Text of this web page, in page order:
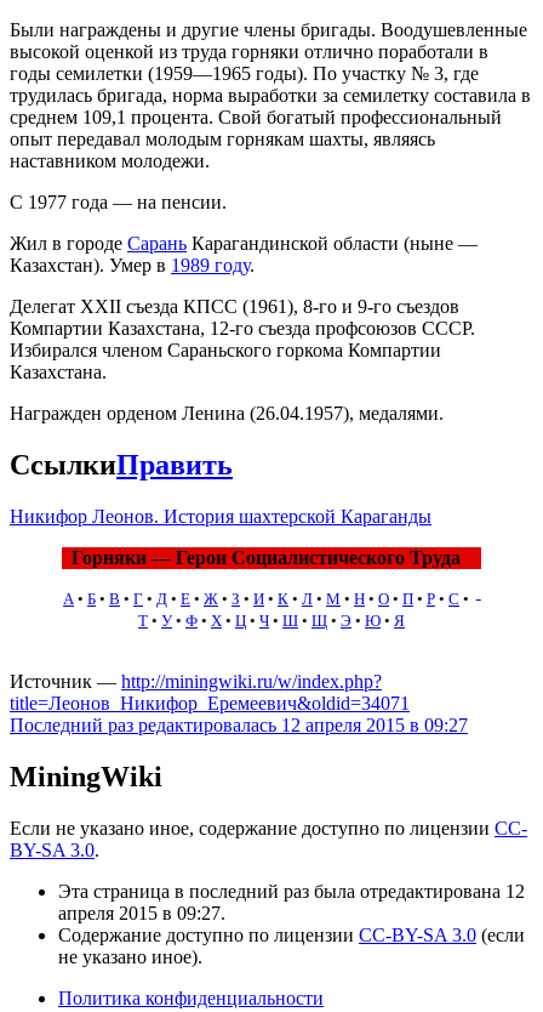
Были награждены и другие члены бригады. Воодушевленные
высокой оценкой из труда горняки отлично поработали в
годы семилетки (1959—1965 годы). По участку № 3, где
трудилась бригада, норма выработки за семилетку составила в
среднем 109,1 процента. Свой богатый профессиональный
опыт передавал молодым горнякам шахты, являясь
наставником молодежи.
С 1977 года — на пенсии.
Жил в городе Сарань Карагандинской области (ныне —
Казахстан). Умер в 1989 году.
Делегат XXII съезда КПСС (1961), 8-го и 9-го съездов
Компартии Казахстана, 12-го съезда профсоюзов СССР.
Избирался членом Сараньского горкома Компартии
Казахстана.
Награжден орденом Ленина (26.04.1957), медалями.
СсылкиПравить
Никифор Леонов. История шахтерской Караганды
Горняки — Герои Социалистического Труда
А • Б • В • Г • Д • Е • Ж • З • И • К • Л • М • Н • О • П • Р • С •
Т • У • Ф • Х • Ц • Ч • Ш • Щ • Э • Ю • Я
Источник — http://miningwiki.ru/w/index.php?
title=Леонов_Никифор_Еремеевич&oldid=34071
Последний раз редактировалась 12 апреля 2015 в 09:27
MiningWiki
Если не указано иное, содержание доступно по лицензии CC-
BY-SA 3.0.
Эта страница в последний раз была отредактирована 12
апреля 2015 в 09:27.
Содержание доступно по лицензии CC-BY-SA 3.0 (если
не указано иное).
Политика конфиденциальности